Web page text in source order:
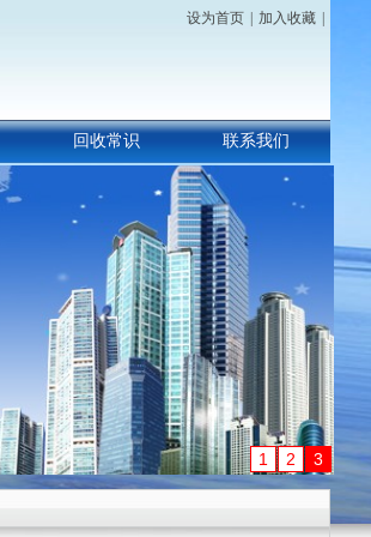
设为首页 加入收藏
回收常识 联系我们
3
2
1